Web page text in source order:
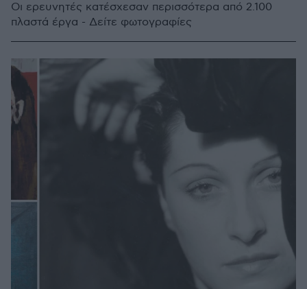
Οι ερευνητές κατέσχεσαν περισσότερα από 2.100
πλαστά έργα - Δείτε φωτογραφίες